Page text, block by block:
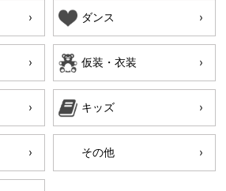
ダンス
仮装・衣装
キッズ
その他